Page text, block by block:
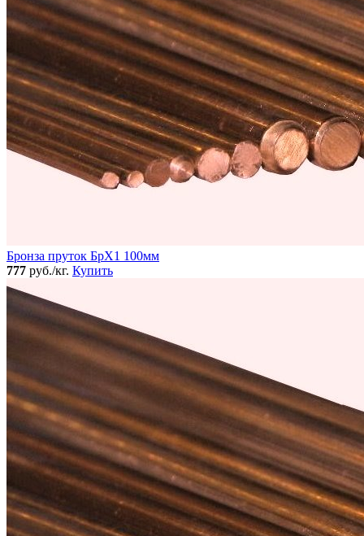
Бронза пруток БрХ1 100мм
777 руб./кг. Купить